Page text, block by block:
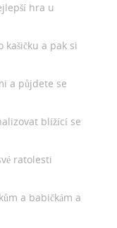
hra u
kašičku a pak si
a půjdete se
blížící se
ratolesti
a babičkám a